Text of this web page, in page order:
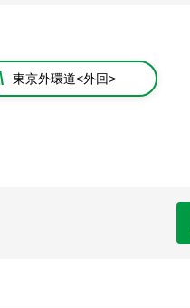
東京外環道<外回>